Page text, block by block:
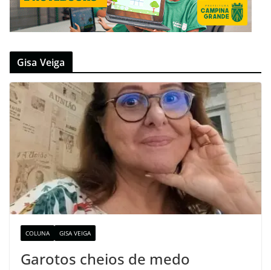
Gisa Veiga
COLUNA GISA VEIGA
Garotos cheios de medo